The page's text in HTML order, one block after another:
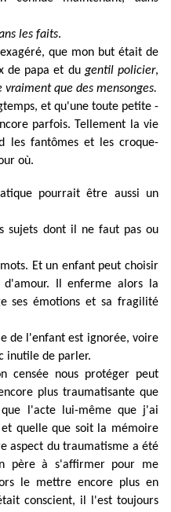
les faits.
que mon but était de
de papa et du gentil policier,
que des mensonges.
et qu'une toute petite -
parfois. Tellement la vie
les fantômes et les croque-
où.
pourrait être aussi un
sujets dont il ne faut pas ou
Et un enfant peut choisir
Il enferme alors la
ses émotions et sa fragilité
de l'enfant est ignorée, voire
inutile de parler.
censée nous protéger peut
plus traumatisante que
que l'acte lui-même que j'ai
quelle que soit la mémoire
aspect du traumatisme a été
père à s'affirmer pour me
le mettre encore plus en
conscient, il l'est toujours